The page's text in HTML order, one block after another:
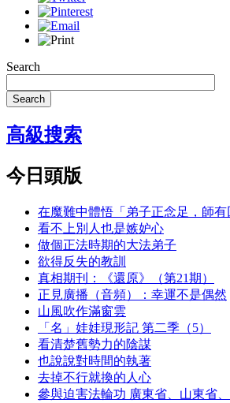
Search
Search
高級搜索
今日頭版
在魔難中體悟「弟子正念足，師
看不上別人也是嫉妒心
做個正法時期的大法弟子
欲得反失的教訓
真相期刊：《還原》（第21期）
正見廣播（音頻）：幸運不是偶然
山風吹作滿窗雲
「名」娃娃現形記 第二季（5）
看清楚舊勢力的陰謀
也說說對時間的執著
去掉不行就換的人心
參與迫害法輪功 廣東省、山東省